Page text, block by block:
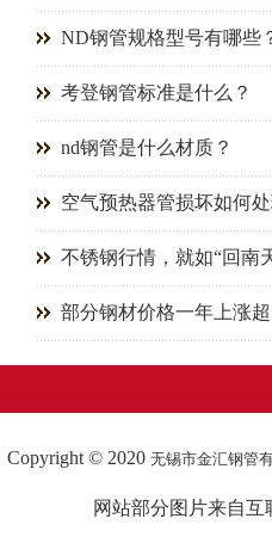
ND钢管规格型号有哪些
考登钢管标准是什么？
nd钢管是什么材质？
空气预热器管损坏如何处
不锈钢行情，就如“回南
部分钢材价格一年上涨
Copyright © 2020 无锡市金汇钢管
网站部分图片来自